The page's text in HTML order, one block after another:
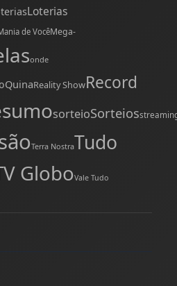
Loterias
de VocêMega-
onde
QuinaReality ShowRecord
sorteioSorteios
Terra NostraTudo
GloboVale Tudo